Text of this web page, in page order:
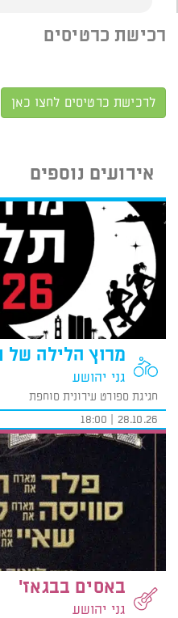
רכישת כרטיסים
לרכישת כרטיסים לחצו כאן
אירועים נוספים
מרוץ הלילה של תל
גני יהושע
חגיגת ספורט עירונית סוחפת
28.10.26 | 18:00
באסים בבגאז'
גני יהושע